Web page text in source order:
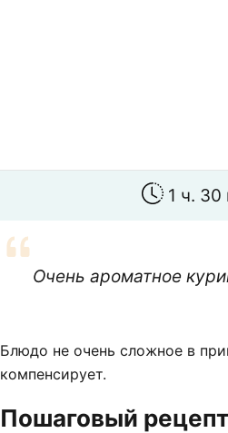
1 ч. 30
Очень ароматное
Блюдо не очень сложное в
компенсирует.
Пошаговый рецепт